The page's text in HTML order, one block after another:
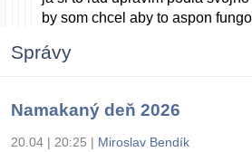
by som chcel aby to aspon
Správy
Namakaný deň 2026
20.04 | 20:25 | Miroslav Bendík